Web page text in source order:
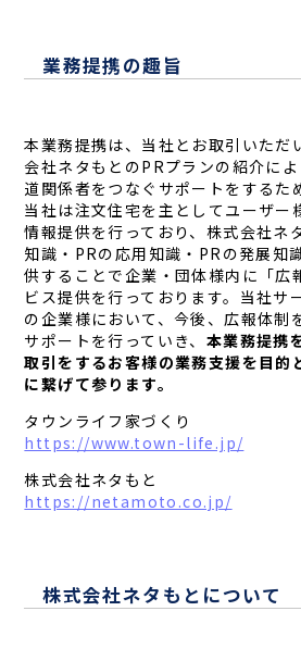
業務提携の趣旨
本業務提携は、当社とお取引いただ
会社ネタもとのPRプランの紹介に
道関係者をつなぐサポートをするた
当社は注文住宅を主としてユーザー
情報提供を行っており、株式会社ネ
知識・PRの応用知識・PRの発展知
供することで企業・団体様内に「広
ビス提供を行っております。当社
の企業様において、今後、広報体制
サポートを行っていき、 本業務提携
取引をするお客様の業務支援を目的
に繋げて参ります。
タウンライフ家づくり
https://www.town-life.jp/
株式会社ネタもと
https://netamoto.co.jp/
株式会社ネタもとについて